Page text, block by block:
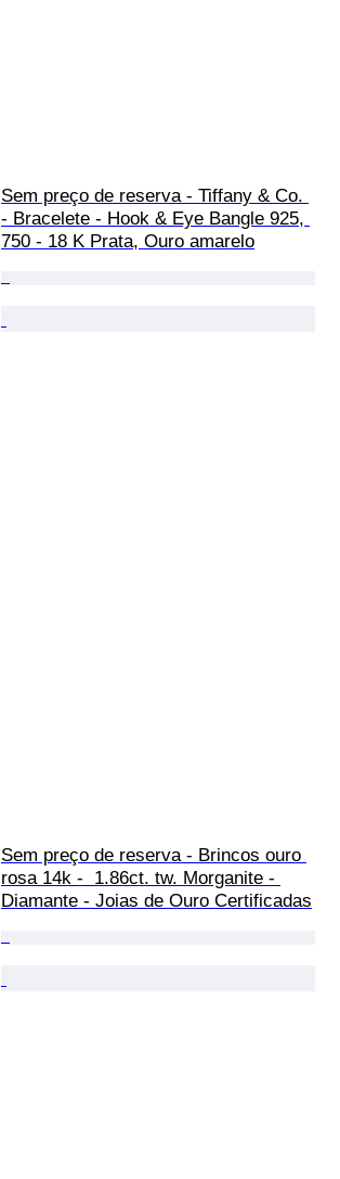
Sem preço de reserva - Tiffany & Co.
- Bracelete - Hook & Eye Bangle 925,
750 - 18 K Prata, Ouro amarelo
Sem preço de reserva - Brincos ouro
rosa 14k -  1.86ct. tw. Morganite -
Diamante - Joias de Ouro Certificadas